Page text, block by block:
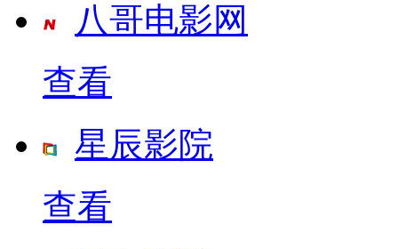
八哥电影网
查看
星辰影院
查看